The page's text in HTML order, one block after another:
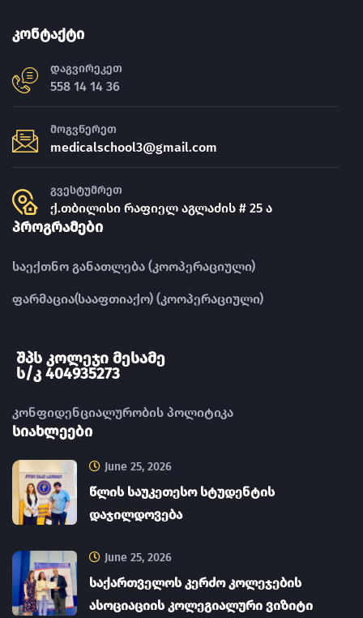
კონტაქტი
დაგვირეკეთ
558 14 14 36
მოგვწერეთ
medicalschool3@gmail.com
გვესტუმრეთ
ქ.თბილისი რაფიელ აგლაძის # 25 ა
პროგრამები
საექთნო განათლება (კოოპერაციული)
ფარმაცია(სააფთიაქო) (კოოპერაციული)
შპს კოლეჯი მესამე
ს/კ 404935273
კონფიდენციალურობის პოლიტიკა
სიახლეები
June 25, 2026
წლის საუკეთესო სტუდენტის
დაჯილდოვება
June 25, 2026
საქართველოს კერძო კოლეჯების
ასოციაციის კოლეგიალური ვიზიტი